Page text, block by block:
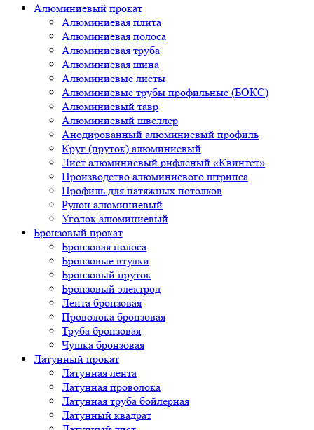
Алюминиевый прокат
Алюминиевая плита
Алюминиевая полоса
Алюминиевая труба
Алюминиевая шина
Алюминиевые листы
Алюминиевые трубы профильные (БОКС)
Алюминиевый тавр
Алюминиевый швеллер
Анодированный алюминиевый профиль
Круг (пруток) алюминиевый
Лист алюминиевый рифленый «Квинтет»
Производство алюминиевого штрипса
Профиль для натяжных потолков
Рулон алюминиевый
Уголок алюминиевый
Бронзовый прокат
Бронзовая полоса
Бронзовые втулки
Бронзовый пруток
Бронзовый электрод
Лента бронзовая
Проволока бронзовая
Труба бронзовая
Чушка бронзовая
Латунный прокат
Латунная лента
Латунная проволока
Латунная труба бойлерная
Латунный квадрат